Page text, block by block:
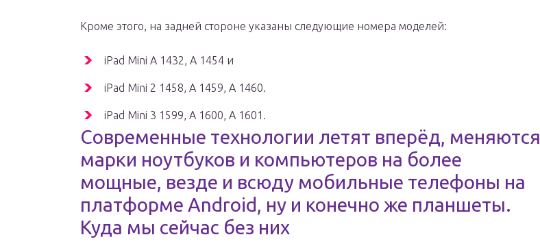
Кроме этого, на задней стороне указаны следующие номера моделей:
iPad Mini A 1432, A 1454 и
iPad Mini 2 1458, A 1459, A 1460.
iPad Mini 3 1599, A 1600, A 1601.
Современные технологии летят вперёд, меняются
марки ноутбуков и компьютеров на более
мощные, везде и всюду мобильные телефоны на
платформе Android, ну и конечно же планшеты.
Куда мы сейчас без них